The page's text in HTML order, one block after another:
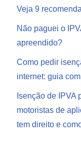
Veja 9
Não paguei o
apreendido?
Como pedir
internet: guia
Isenção de IPVA
motoristas de
tem direito e